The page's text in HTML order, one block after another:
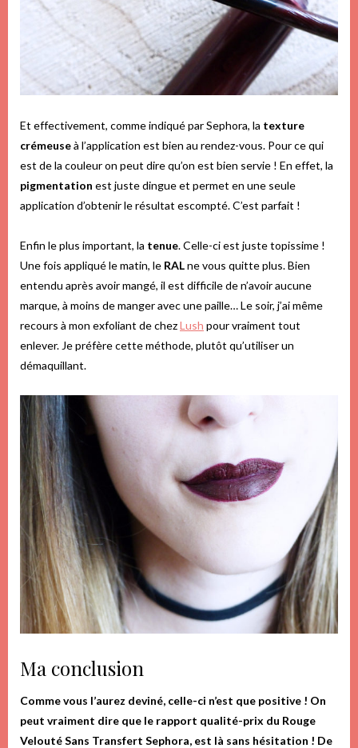
Et effectivement, comme indiqué par Sephora, la texture
crémeuseà l’application est bien au rendez-vous. Pour ce qui
est de la couleur on peut dire qu’on est bien servie ! En effet, la
pigmentation est juste dingue et permet en une seule
application d’obtenir le résultat escompté. C’est parfait !
Enfin le plus important, la tenue. Celle-ci est juste topissime !
Une fois appliqué le matin, le RALne vous quitte plus. Bien
entendu après avoir mangé, il est difficile de n’avoir aucune
marque, à moins de manger avec une paille… Le soir, j’ai même
recours à mon exfoliant de chezLush pour vraiment tout
enlever. Je préfère cette méthode, plutôt qu’utiliser un
démaquillant.
Ma conclusion
Comme vous l’aurez deviné, celle-ci n’est que positive ! On
peut vraiment dire que le rapport qualité-prix du Rouge
Velouté Sans Transfert Sephora, est là sans hésitation ! De